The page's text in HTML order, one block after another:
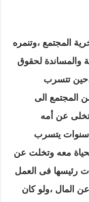
المجتمع ،وتنمره
والمساندة لحقوق
تتسرب
المجتمع الى
وتخلى عن أمه
سنوات يتسرب
معه وتخلت عن
رئيسها فى العمل
المال ،ولو كان